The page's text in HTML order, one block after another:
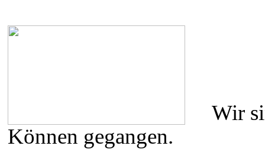
Wir
Können gegangen.